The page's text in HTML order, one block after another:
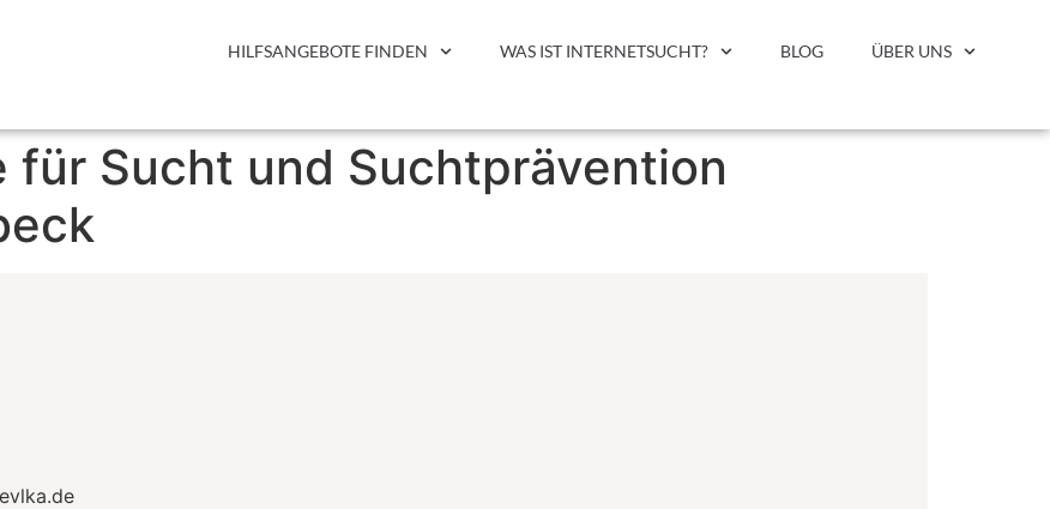
HILFSANGEBOTE FINDEN WAS IST INTERNETSUCHT? BLOG ÜBER UNS
für Sucht und Suchtprävention